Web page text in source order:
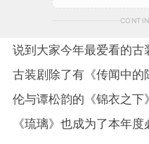
说到大家今年最爱看的
古装剧除了有《传闻中
伦与谭松韵的《锦衣之
《琉璃》也成为了本年度